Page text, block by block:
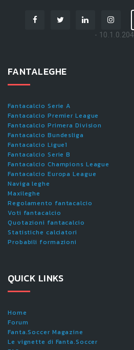
- 10.1.0.204
FANTALEGHE
Fantacalcio Serie A
Fantacalcio Premier League
Fantacalcio Primera Division
Fantacalcio Bundesliga
Fantacalcio Ligue1
Fantacalcio Serie B
Fantacalcio Champions League
Fantacalcio Europa League
Naviga leghe
Maxileghe
Regolamento fantacalcio
Voti fantacalcio
Quotazioni fantacalcio
Statistiche calciatori
Probabili formazioni
QUICK LINKS
Home
Forum
Fanta.Soccer Magazine
Le vignette di Fanta.Soccer